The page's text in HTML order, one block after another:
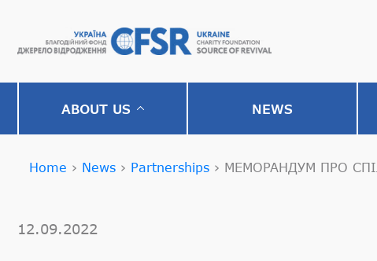
ABOUT US NEWS
Home › News › Partnerships › МЕМОРАНДУМ ПРО
12.09.2022